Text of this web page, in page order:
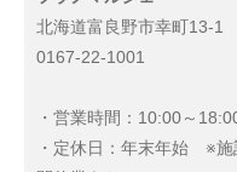
北海道富良野市幸町13-1
0167-22-1001
・営業時間：10:00～
・定休日：年末年始 ※施